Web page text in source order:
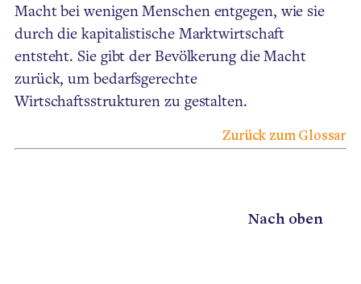
Macht bei wenigen Menschen entgegen, wie sie
durch die kapitalistische Marktwirtschaft
entsteht. Sie gibt der Bevölkerung die Macht
zurück, um bedarfsgerechte
Wirtschaftsstrukturen zu gestalten.
Zurück zum Glossar
Nach oben